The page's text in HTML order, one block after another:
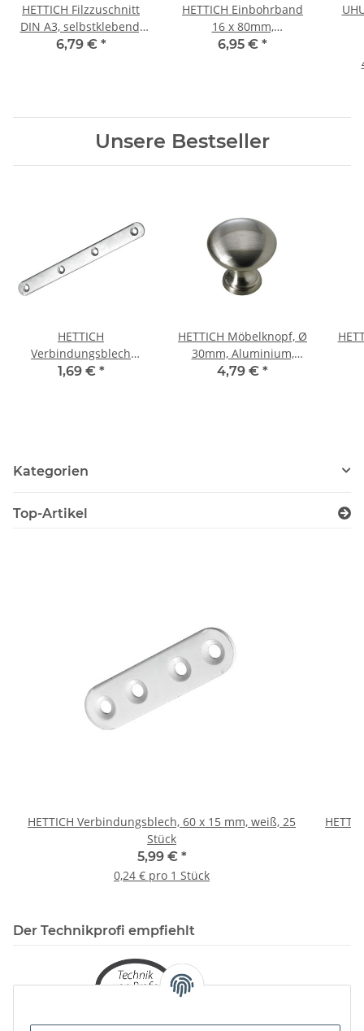
HETTICH Filzzuschnitt
DIN A3, selbstklebend,
420 x 297 x 3,5 mm,
6,79 € *
HETTICH Einbohrband
16 x 80mm,
höhenverstellbar,
6,95 € *
Unsere Bestseller
HETTICH
Verbindungsblech
160mm x 15mm verzinkt
1,69 € *
HETTICH Möbelknopf, Ø
30mm, Aluminium,
Edelstahl-Optik
4,79 € *
Kategorien
Top-Artikel
HETTICH Verbindungsblech, 60 x 15 mm, weiß, 25
Stück
5,99 € *
0,24 € pro 1 Stück
Der Technikprofi empfiehlt